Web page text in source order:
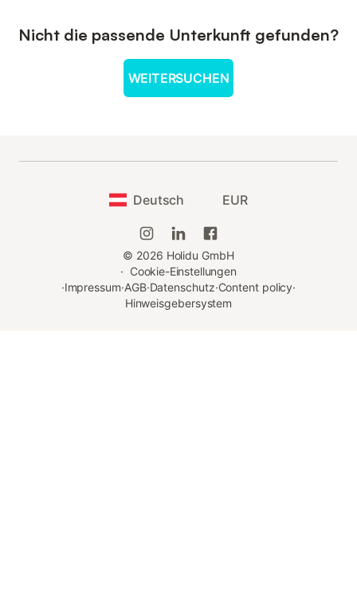
Nicht die passende Unterkunft gefunden?
WEITERSUCHEN
Deutsch EUR
© 2026 Holidu GmbH
· Cookie-Einstellungen
·Impressum·AGB·Datenschutz·Content policy·
Hinweisgebersystem